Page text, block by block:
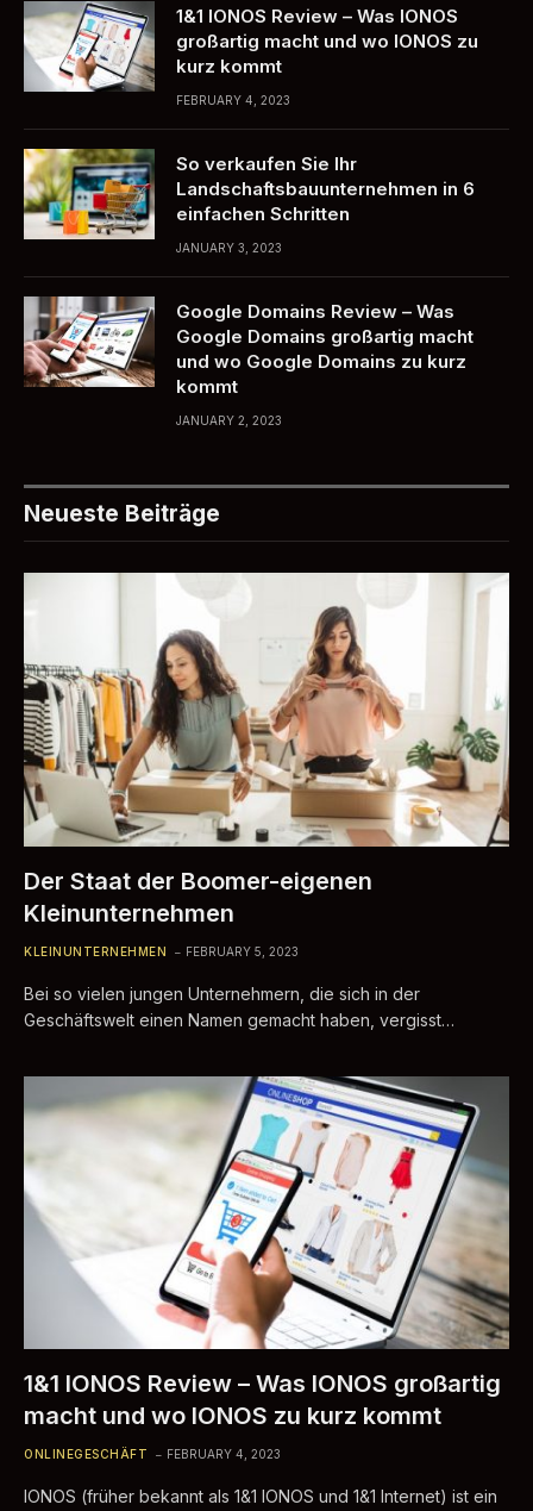
1&1 IONOS Review – Was IONOS
großartig macht und wo IONOS zu
kurz kommt
FEBRUARY 4, 2023
So verkaufen Sie Ihr
Landschaftsbauunternehmen in 6
einfachen Schritten
JANUARY 3, 2023
Google Domains Review – Was
Google Domains großartig macht
und wo Google Domains zu kurz
kommt
JANUARY 2, 2023
Neueste Beiträge
Der Staat der Boomer-eigenen
Kleinunternehmen
KLEINUNTERNEHMEN FEBRUARY 5, 2023
Bei so vielen jungen Unternehmern, die sich in der
Geschäftswelt einen Namen gemacht haben, vergisst…
1&1 IONOS Review – Was IONOS großartig
macht und wo IONOS zu kurz kommt
ONLINEGESCHÄFT FEBRUARY 4, 2023
IONOS (früher bekannt als 1&1 IONOS und 1&1 Internet) ist ein